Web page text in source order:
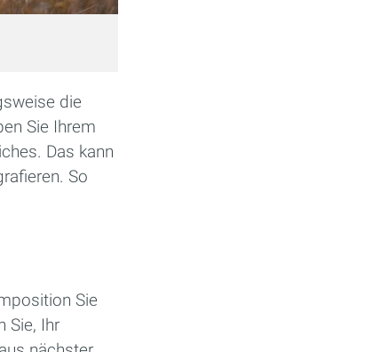
die
Sie Ihrem
Das kann
So
Sie
Sie, Ihr